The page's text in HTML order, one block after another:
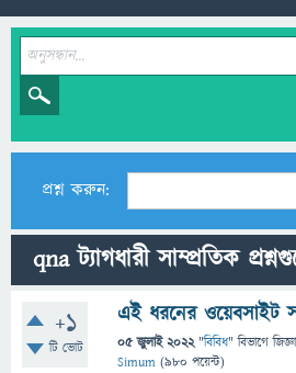
প্রশ্ন করুন:
qna ট্যাগধারী সাম্প্রতিক
+1
টি ভোট
এই ধরনের ওয়েবসাইট
05 জুলাই 2022 "বিবিধ" বিভাগে
Simum (980 পয়েন্ট)